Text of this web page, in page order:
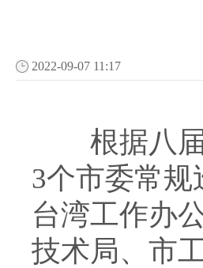
2022-09-07 11:17
根据八届
3个市委常
台湾工作办
技术局、市